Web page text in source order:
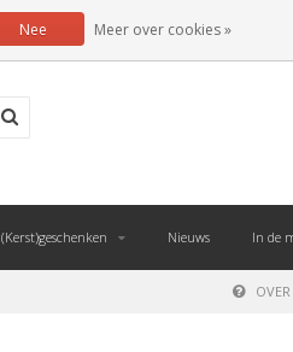
NL
(Kerst)geschenken Nieuws In de
Nee Meer over cookies »